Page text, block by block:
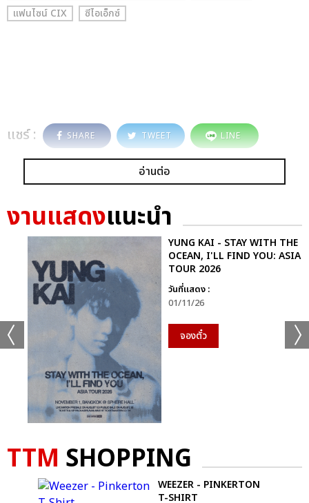
แฟนไซน์ CIX
ซีไอเอ็กซ์
แชร์ : SHARE TWEET LINE
อ่านต่อ
งานแสดงแนะนำ
YUNG KAI - STAY WITH THE
OCEAN, I'LL FIND YOU: ASIA
TOUR 2026
วันที่แสดง :
01/11/26
จองตั๋ว
TTM SHOPPING
WEEZER - PINKERTON
T-SHIRT